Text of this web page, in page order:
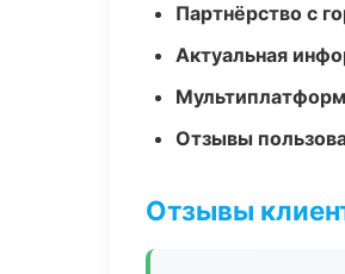
Партнёрство с
Актуальная
Отзывы
Отзывы